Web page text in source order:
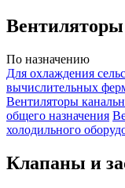
Вентиляторы
По назначению
Для охлаждения
вычислительных
Вентиляторы
общего назначения
холодильного
Клапаны и